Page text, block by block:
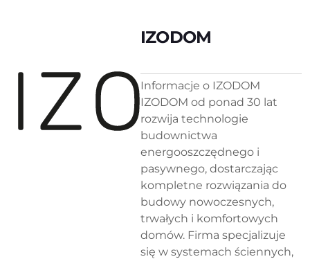
IZODOM
Informacje o IZODOM
IZODOM od ponad 30 lat
rozwija technologie
budownictwa
energooszczędnego i
pasywnego, dostarczając
kompletne rozwiązania do
budowy nowoczesnych,
trwałych i komfortowych
domów. Firma specjalizuje
się w systemach ściennych,